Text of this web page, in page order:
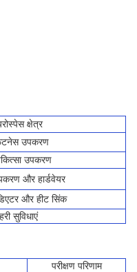
क्षेत्र
उपकरण
उपकरण
और हार्डवेयर
और हीट सिंक
सुविधाएं
परीक्षण परिणाम